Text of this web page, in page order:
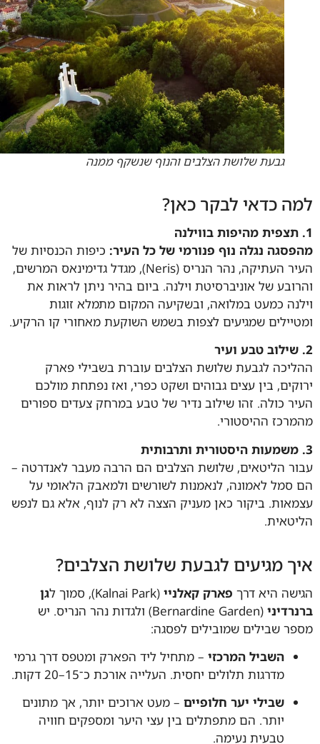
גבעת שלושת הצלבים והנוף שנשקף ממנה
כדאי לבקר כאן?
נגלה נוף פנורמי של כל העיר:כיפות הכנסיות של
העיר העתיקה, נהר הנריס (Neris), מגדל גדימינאס המרשים,
של אוניברסיטת וילנה. ביום בהיר ניתן לראות את
כמעט במלואה, ובשקיעה המקום מתמלא זוגות
שמגיעים לצפות בשמש השוקעת מאחורי קו הרקיע.
לגבעת שלושת הצלבים עוברת בשבילי פארק
בין עצים גבוהים ושקט כפרי, ואז נפתחת מולכם
כולה. זהו שילוב נדיר של טבע במרחק צעדים ספורים
ההיסטורי.
הליטאים, שלושת הצלבים הם הרבה מעבר לאנדרטה –
לאמונה, לנאמנות לשורשים ולמאבק הלאומי על
ביקור כאן מעניק הצצה לא רק לנוף, אלא גם לנפש
מגיעים לגבעת שלושת הצלבים?
היא דרךפארק קאלניי(Kalnai Park), סמוך ל
גן
(Bernardine Garden) ולגדות נהר הנריס. יש
שבילים שמובילים לפסגה:
השביל המרכזי– מתחיל ליד הפארק ומטפס דרך גרמי
מדרגות תלולים יחסית. העלייה אורכת כ־15–20 דקות.
שבילי יער חלופיים– מעט ארוכים יותר, אך מתונים
יותר. הם מתפתלים בין עצי היער ומספקים חוויה
טבעית נעימה.